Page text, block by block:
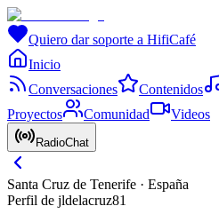
Quiero dar soporte a HifiCafé
Inicio
Conversaciones
Contenidos
Proyectos
Comunidad Videos
RadioChat
Santa Cruz de Tenerife · España
Perfil de jldelacruz81